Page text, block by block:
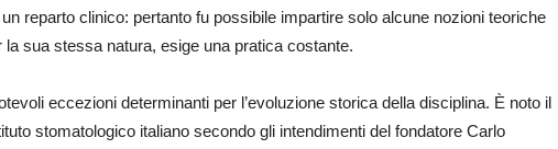
reparto clinico: pertanto fu possibile impartire solo alcune nozioni teoriche
sua stessa natura, esige una pratica costante.
eccezioni determinanti per l’evoluzione storica della disciplina. È noto il
stomatologico italiano secondo gli intendimenti del fondatore Carlo